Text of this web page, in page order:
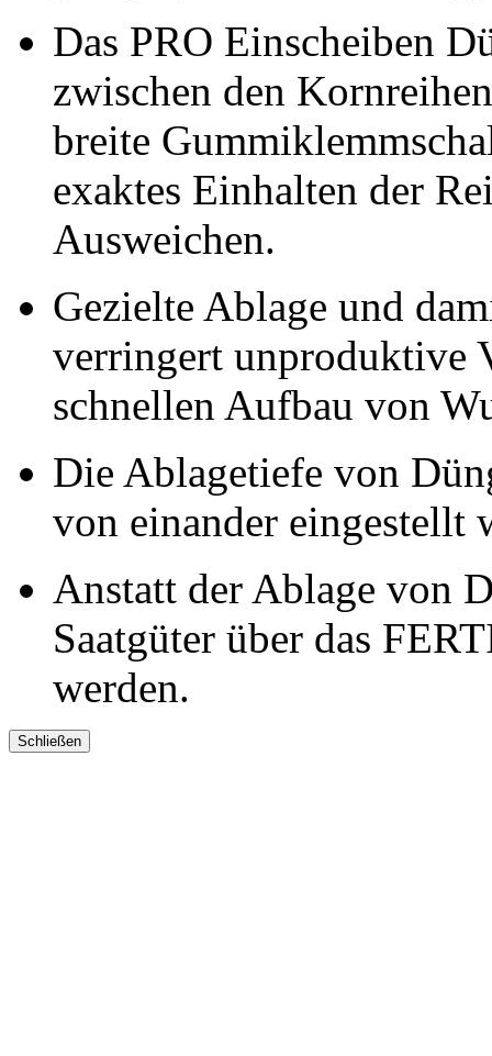
Das PRO Einscheiben
zwischen den
breite
exaktes Einhalten der
Ausweichen.
Gezielte Ablage und
verringert unproduktive
schnellen Aufbau von
Die Ablagetiefe von
von einander eingestellt
Anstatt der Ablage von
Saatgüter über das
werden.
Schließen